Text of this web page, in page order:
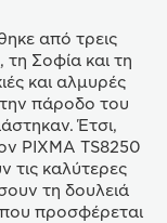
από τρεις
Σοφία και τη
και αλμυρές
πάροδο του
Έτσι,
PIXMA TS8250
τις καλύτερες
τη δουλειά
προσφέρεται